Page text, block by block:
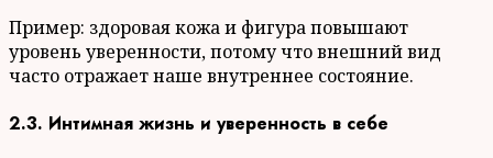
Пример: здоровая кожа и фигура повышают
уровень уверенности, потому что внешний вид
часто отражает наше внутреннее состояние.
2.3. Интимная жизнь и уверенность в себе